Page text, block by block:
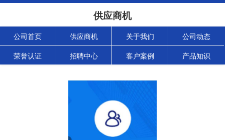
供应商机
公司首页 供应商机 关于我们 公司动态
荣誉认证 招聘中心 客户案例 产品知识